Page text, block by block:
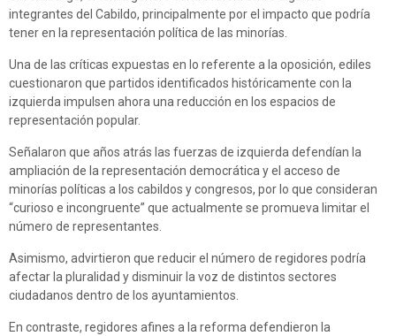
integrantes del Cabildo, principalmente por el impacto que podría
tener en la representación política de las minorías.
Una de las críticas expuestas en lo referente a la oposición, ediles
cuestionaron que partidos identificados históricamente con la
izquierda impulsen ahora una reducción en los espacios de
representación popular.
Señalaron que años atrás las fuerzas de izquierda defendían la
ampliación de la representación democrática y el acceso de
minorías políticas a los cabildos y congresos, por lo que consideran
“curioso e incongruente” que actualmente se promueva limitar el
número de representantes.
Asimismo, advirtieron que reducir el número de regidores podría
afectar la pluralidad y disminuir la voz de distintos sectores
ciudadanos dentro de los ayuntamientos.
En contraste, regidores afines a la reforma defendieron la